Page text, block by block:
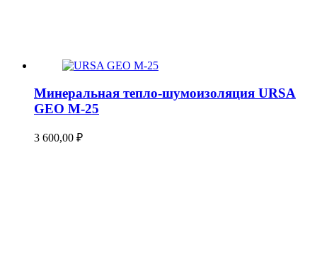
Минеральная тепло-шумоизоляция URSA
GEO М-25
3 600,00 ₽